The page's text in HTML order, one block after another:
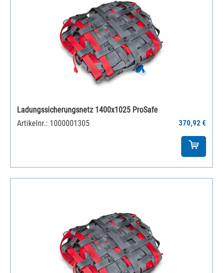
Ladungssicherungsnetz 1400x1025 ProSafe
Artikelnr.: 1000001305
370,92 €